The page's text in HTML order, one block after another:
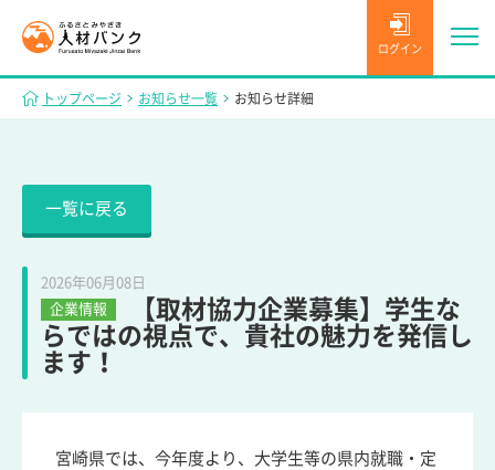
ログイン
トップページ お知らせ一覧 お知らせ詳細
一覧に戻る
2026年06月08日
企業情報
【取材協力企業募集】学生な
らではの視点で、貴社の魅力を発信し
ます！
宮崎県では、今年度より、大学生等の県内就職・定